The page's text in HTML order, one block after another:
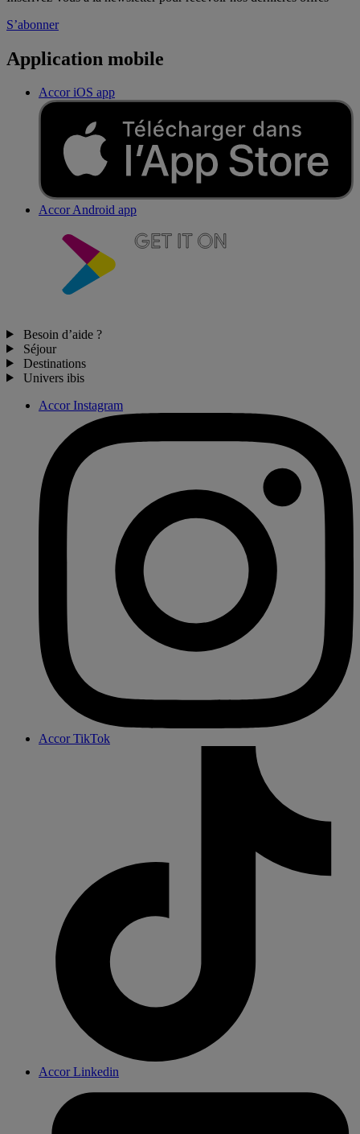
S’abonner
Application mobile
Accor iOS app
Accor Android app
Besoin d’aide ?
Séjour
Destinations
Univers ibis
Accor Instagram
Accor TikTok
Accor Linkedin